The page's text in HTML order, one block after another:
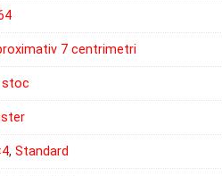
7 centrimetri
stoc
, Standard